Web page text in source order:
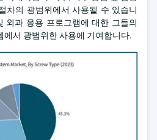
차의 광범위에서 사용될 수 있습니
외과 응용 프로그램에 대한 그들의
에서 광범위한 사용에 기여합니다.